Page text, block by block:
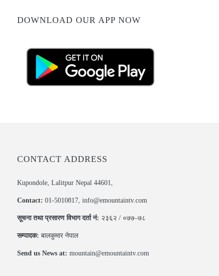
DOWNLOAD OUR APP NOW
CONTACT ADDRESS
Kupondole, Lalitpur Nepal 44601,
Contact: 01-5010817, info@emountaintv.com
सूचना तथा प्रसारण विभाग दर्ता नं: २३६२ / ०७७–७८
सम्पादक: बालकुमार नेपाल
Send us News at: mountain@emountaintv.com